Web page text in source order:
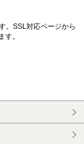
。SSL対応ページから
す。